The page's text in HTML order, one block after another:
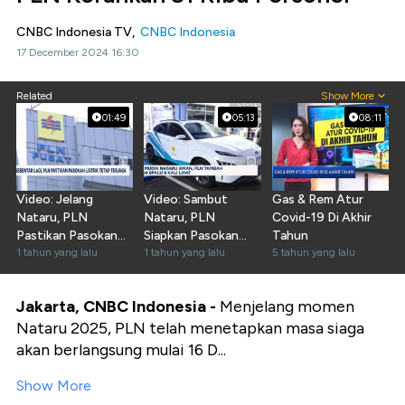
CNBC Indonesia TV, CNBC Indonesia
17 December 2024 16:30
Related Show More
01:49
Video: Jelang
Nataru, PLN
Pastikan Pasokan
Listrik Tetap
Terjaga
1 tahun yang lalu
05:13
Video: Sambut
Nataru, PLN
Siapkan Pasokan
Listrik Hingga 53
Gigawatt
1 tahun yang lalu
08:11
Gas & Rem Atur
Covid-19 Di Akhir
Tahun
5 tahun yang lalu
Jakarta, CNBC Indonesia - Menjelang momen
Nataru 2025, PLN telah menetapkan masa siaga
akan berlangsung mulai 16 D...
Show More